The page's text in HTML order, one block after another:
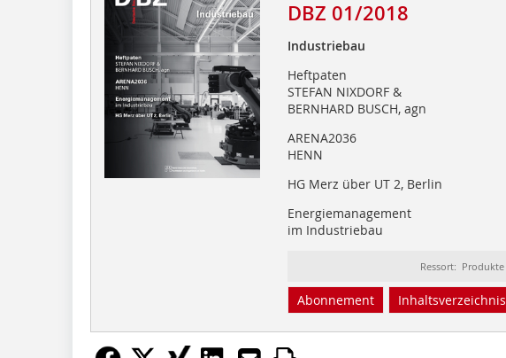
DBZ 01/2018
Industriebau
Heftpaten
STEFAN NIXDORF &
BERNHARD BUSCH, agn
ARENA2036
HENN
HG Merz über UT 2, Berlin
Energiemanagement
im Industriebau
Ressort: Produkte
Abonnement Inhaltsverzeichnis